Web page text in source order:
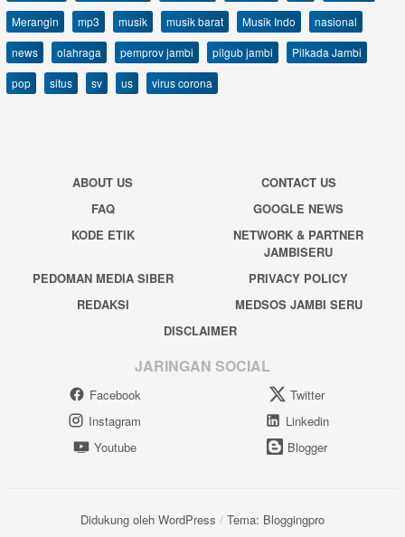
Merangin
mp3 musik musik barat Musik Indo
nasional
news
olahraga pemprov jambi pilgub jambi
Pilkada Jambi
pop
situs sv us virus corona
ABOUT US
CONTACT US
FAQ
GOOGLE NEWS
KODE ETIK
NETWORK & PARTNER
JAMBISERU
PEDOMAN MEDIA SIBER
PRIVACY POLICY
REDAKSI
MEDSOS JAMBI SERU
DISCLAIMER
JARINGAN SOCIAL
Facebook
Twitter
Instagram
Linkedin
Youtube
Blogger
Didukung oleh WordPress / Tema: Bloggingpro